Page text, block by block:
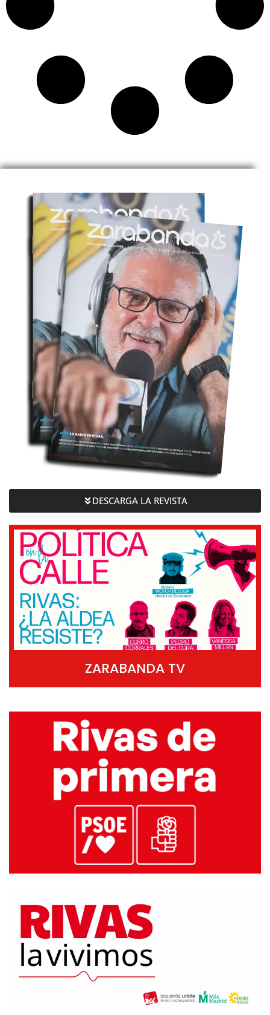
DESCARGA LA REVISTA
ZARABANDA TV